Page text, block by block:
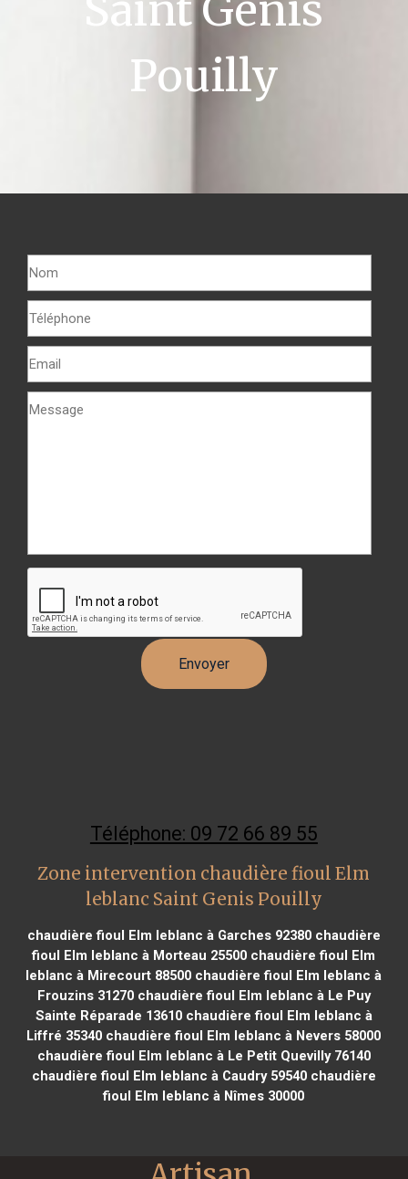
Pouilly
Téléphone: 09 72 66 89 55
Zone intervention chaudière fioul Elm
leblanc Saint Genis Pouilly
chaudière fioul Elm leblanc à Garches 92380chaudière
fioul Elm leblanc à Morteau 25500 chaudière fioul Elm
leblanc à Mirecourt 88500 chaudière fioul Elm leblanc à
Frouzins 31270chaudière fioul Elm leblanc à Le Puy
Sainte Réparade 13610chaudière fioul Elm leblanc à
Liffré 35340 chaudière fioul Elm leblanc à Nevers 58000
chaudière fioul Elm leblanc à Le Petit Quevilly 76140
chaudière fioul Elm leblanc à Caudry 59540chaudière
fioul Elm leblanc à Nîmes 30000